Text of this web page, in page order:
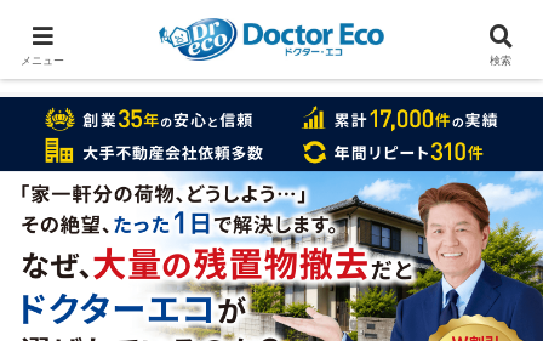
家をまるごと片付けたいなら
実績数１万7000件のドクターエコ
メニュー 検索